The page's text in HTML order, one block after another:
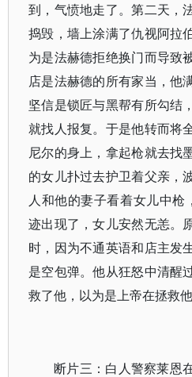
到，气愤地走了。第二天，
捣毁，墙上涂满了仇视阿拉
为是法赫德拒绝换门而导致
店是法赫德的所有家当，他
坚信是锁匠与黑帮有所勾结
就找人报复。于是他转而将
尼尔的身上，拿起枪就去找
的女儿扑过去护卫着父亲，
人和他的妻子看着女儿中
迹出现了，女儿安然无恙。
时，因为不通英语和店主发
是空包弹。他从狂怒中清醒
救了他，以为是上帝在拯救他
断片三：白人警察莱恩